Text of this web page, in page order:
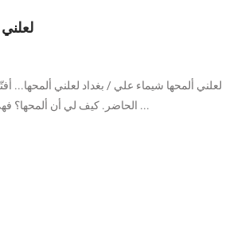
لعلني ألمحها شيماء علي / بغداد لعلني ألمحها...
الحاضر. كيف لي أن ألمحها؟ فهي نائية عني، بل متمرّدة عليَّ، كأنه ...